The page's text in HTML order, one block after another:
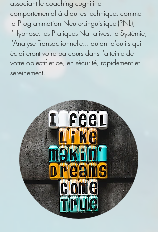
associant le coaching cognitif et
comportemental à d'autres techniques comme
la Programmation Neuro-Linguistique (PNL),
l'Hypnose, les Pratiques Narratives, la Systémie,
l'Analyse Transactionnelle... autant d'outils qui
éclaireront votre parcours dans l'atteinte de
votre objectif et ce, en sécurité, rapidement et
sereinement.